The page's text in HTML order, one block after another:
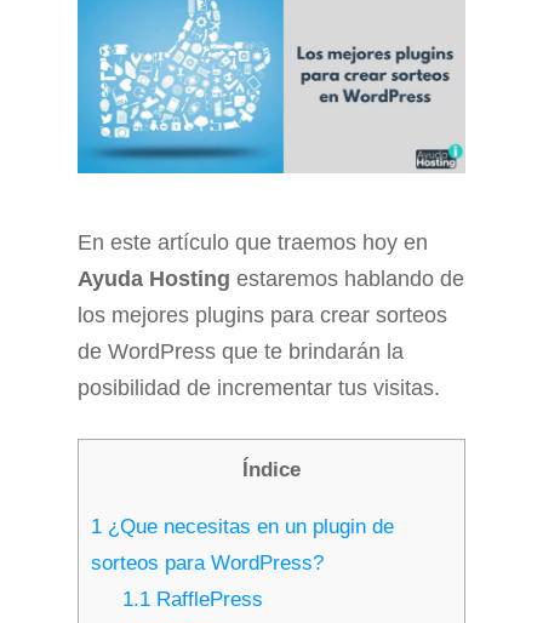
En este artículo que traemos hoy en
Ayuda Hosting estaremos hablando de
los mejores plugins para crear sorteos
de WordPress que te brindarán la
posibilidad de incrementar tus visitas.
Índice
1 ¿Que necesitas en un plugin de
sorteos para WordPress?
1.1RafflePress